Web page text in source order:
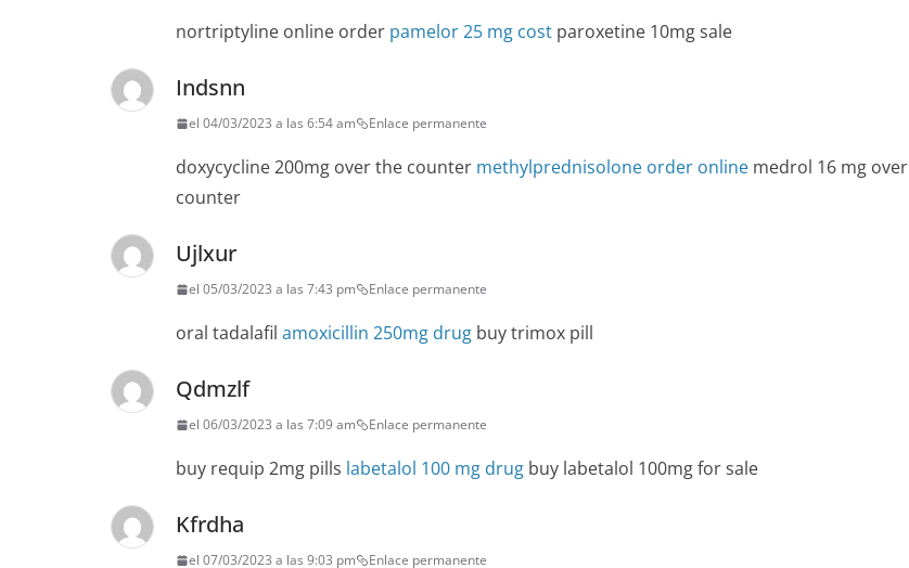
nortriptyline online order pamelor 25 mg cost paroxetine 10mg sale
Indsnn
el 04/03/2023 a las 6:54 am Enlace permanente
doxycycline 200mg over the counter methylprednisolone order online medrol 16 mg over
counter
Ujlxur
el 05/03/2023 a las 7:43 pm Enlace permanente
oral tadalafil amoxicillin 250mg drug buy trimox pill
Qdmzlf
el 06/03/2023 a las 7:09 am Enlace permanente
buy requip 2mg pills labetalol 100 mg drug buy labetalol 100mg for sale
Kfrdha
el 07/03/2023 a las 9:03 pm Enlace permanente